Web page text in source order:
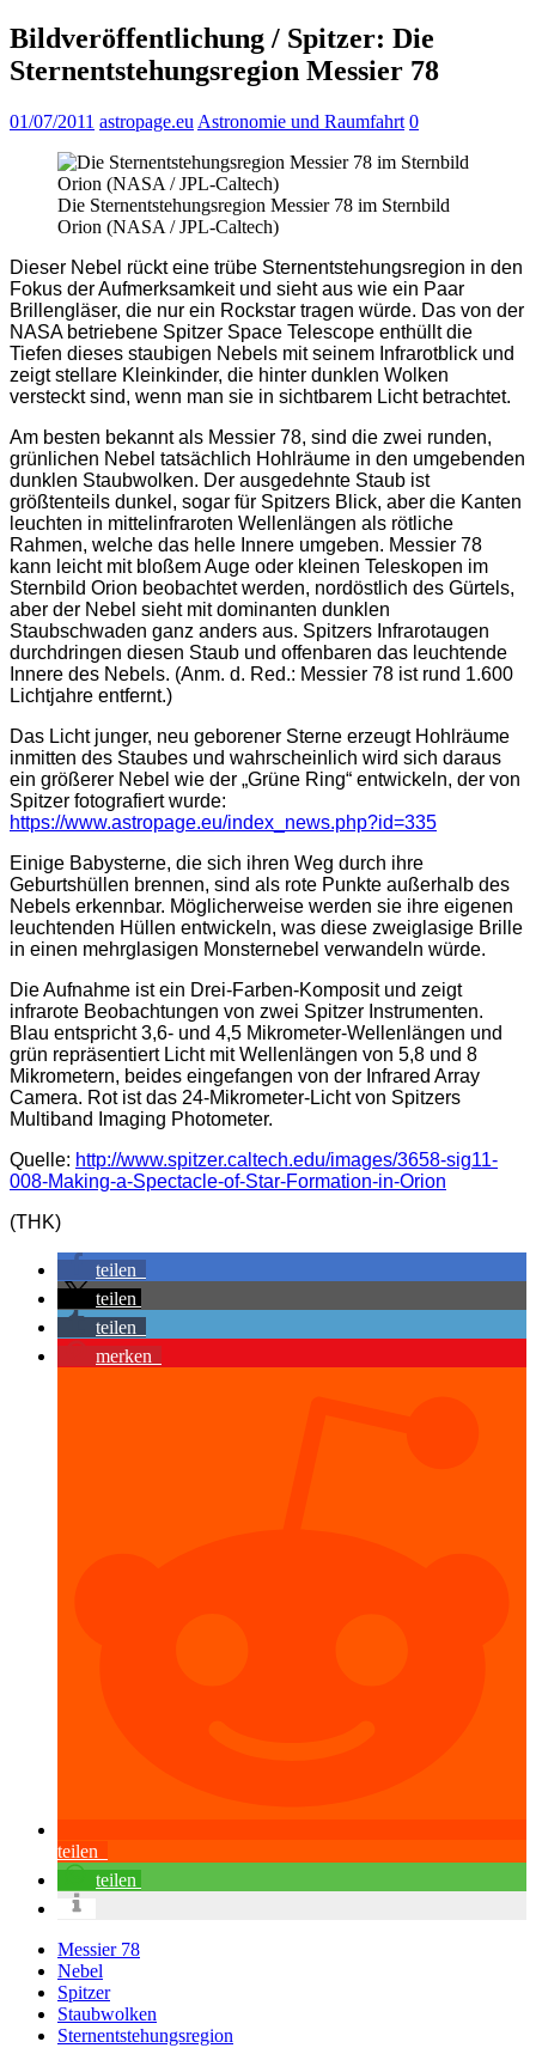
Bildveröffentlichung / Spitzer: Die
Sternentstehungsregion Messier 78
01/07/2011 astropage.eu Astronomie und Raumfahrt 0
Die Sternentstehungsregion Messier 78 im Sternbild
Orion (NASA / JPL-Caltech)
Dieser Nebel rückt eine trübe Sternentstehungsregion in den
Fokus der Aufmerksamkeit und sieht aus wie ein Paar
Brillengläser, die nur ein Rockstar tragen würde. Das von der
NASA betriebene Spitzer Space Telescope enthüllt die
Tiefen dieses staubigen Nebels mit seinem Infrarotblick und
zeigt stellare Kleinkinder, die hinter dunklen Wolken
versteckt sind, wenn man sie in sichtbarem Licht betrachtet.
Am besten bekannt als Messier 78, sind die zwei runden,
grünlichen Nebel tatsächlich Hohlräume in den umgebenden
dunklen Staubwolken. Der ausgedehnte Staub ist
größtenteils dunkel, sogar für Spitzers Blick, aber die Kanten
leuchten in mittelinfraroten Wellenlängen als rötliche
Rahmen, welche das helle Innere umgeben. Messier 78
kann leicht mit bloßem Auge oder kleinen Teleskopen im
Sternbild Orion beobachtet werden, nordöstlich des Gürtels,
aber der Nebel sieht mit dominanten dunklen
Staubschwaden ganz anders aus. Spitzers Infrarotaugen
durchdringen diesen Staub und offenbaren das leuchtende
Innere des Nebels. (Anm. d. Red.: Messier 78 ist rund 1.600
Lichtjahre entfernt.)
Das Licht junger, neu geborener Sterne erzeugt Hohlräume
inmitten des Staubes und wahrscheinlich wird sich daraus
ein größerer Nebel wie der „Grüne Ring“ entwickeln, der von
Spitzer fotografiert wurde:
https://www.astropage.eu/index_news.php?id=335
Einige Babysterne, die sich ihren Weg durch ihre
Geburtshüllen brennen, sind als rote Punkte außerhalb des
Nebels erkennbar. Möglicherweise werden sie ihre eigenen
leuchtenden Hüllen entwickeln, was diese zweiglasige Brille
in einen mehrglasigen Monsternebel verwandeln würde.
Die Aufnahme ist ein Drei-Farben-Komposit und zeigt
infrarote Beobachtungen von zwei Spitzer Instrumenten.
Blau entspricht 3,6- und 4,5 Mikrometer-Wellenlängen und
grün repräsentiert Licht mit Wellenlängen von 5,8 und 8
Mikrometern, beides eingefangen von der Infrared Array
Camera. Rot ist das 24-Mikrometer-Licht von Spitzers
Multiband Imaging Photometer.
Quelle: http://www.spitzer.caltech.edu/images/3658-sig11-
008-Making-a-Spectacle-of-Star-Formation-in-Orion
(THK)
teilen
teilen
teilen
merken
teilen
teilen
Messier 78
Nebel
Spitzer
Staubwolken
Sternentstehungsregion